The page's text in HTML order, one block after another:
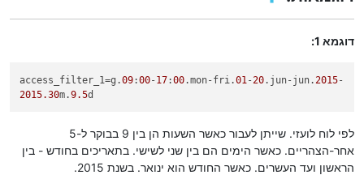
דוגמא 1:
access_filter_1=g.09:00-17:00.mon-fri.01 -20.jun-jun. 2015-
2015.30m.9.5d
לפי לוח לועזי. שייתן לעבור כאשר השעות הן בין 9 בבוקר ל-5
אחר-הצהריים. כאשר הימים הם בין שני לשישי. בתאריכים בחודש - בין
הראשון ועד העשרים. כאשר החודש הוא ינואר. בשנת 2015.